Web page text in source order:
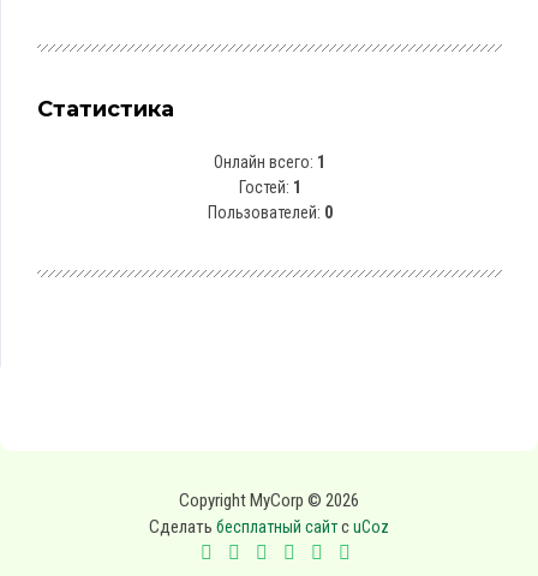
Статистика
Онлайн всего: 1
Гостей: 1
Пользователей: 0
Copyright MyCorp © 2026
Сделать бесплатный сайтсuCoz